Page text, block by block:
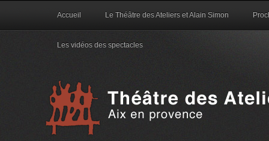
Accueil Le Théâtre des Ateliers et Alain Simon
Les vidéos des spectacles